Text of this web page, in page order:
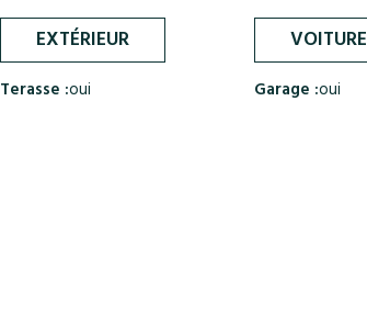
EXTÉRIEUR
Terasse :oui
VOITURE
Garage :oui